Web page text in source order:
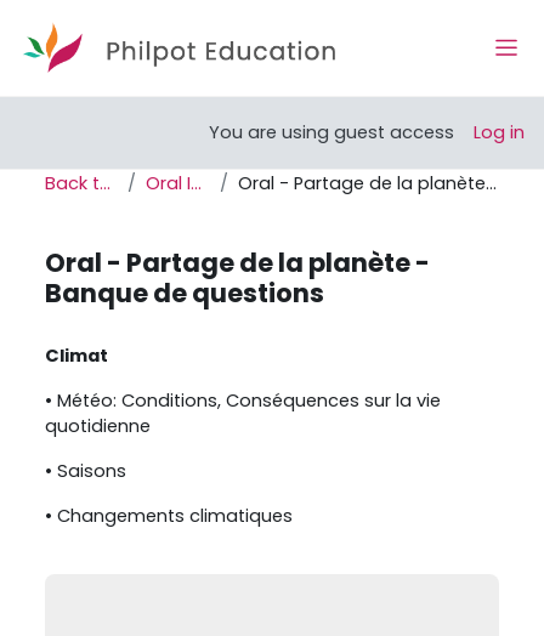
You are using guest access Log in
Back to home Oral Individuel Oral - Partage de la planète - Banque de questions
Oral - Partage de la planète -
Banque de questions
Climat
• Météo: Conditions, Conséquences sur la vie
quotidienne
• Saisons
• Changements climatiques